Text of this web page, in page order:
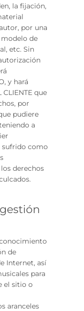
la fijación,
por una
de
etc. Sin
y hará
que
por
pudiere
a
sufrido como
derechos
de
Internet, así
para
el sitio o
aranceles